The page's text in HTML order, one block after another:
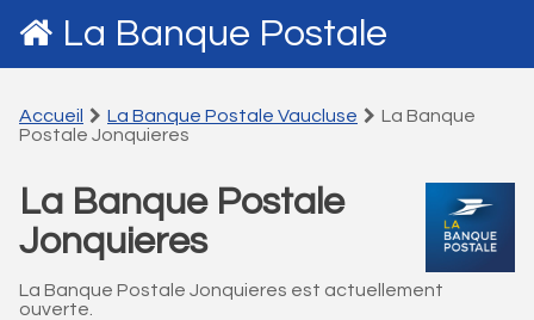
La Banque Postale
Accueil La Banque Postale Vaucluse
La Banque
Postale Jonquieres
La Banque Postale
Jonquieres
La Banque Postale Jonquieres est actuellement
ouverte.